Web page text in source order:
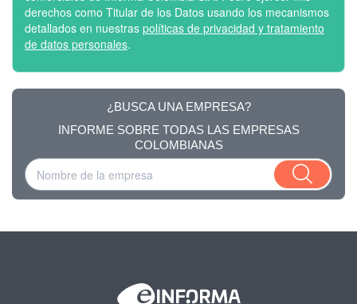
derechos como Titular de los Datos usando los mecanismos
detallados en nuestras políticas de privacidad y tratamiento
de datos personales.
¿BUSCA UNA EMPRESA?
INFORME SOBRE TODAS LAS EMPRESAS
COLOMBIANAS